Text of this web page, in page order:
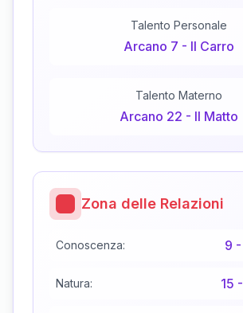
Talento Personale
Arcano 7 - Il Carro
Talento Materno
Arcano 22 - Il Matto
Zona delle Relazioni
Conoscenza: 9 -
Natura: 15 -